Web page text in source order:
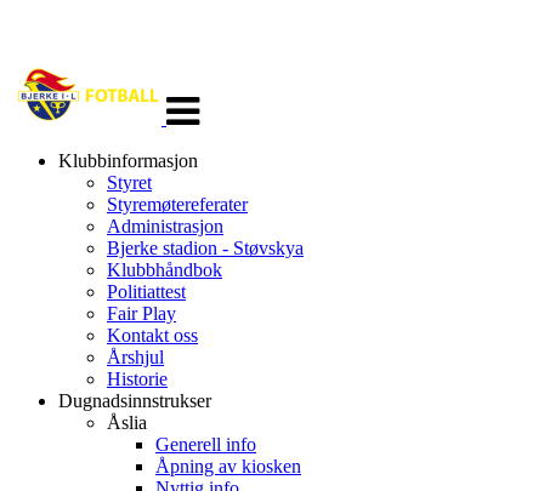
navigasjon
Klubbinformasjon
Styret
Styremøtereferater
Administrasjon
Bjerke stadion - Støvskya
Klubbhåndbok
Politiattest
Fair Play
Kontakt oss
Årshjul
Historie
Dugnadsinnstrukser
Åslia
Generell info
Åpning av kiosken